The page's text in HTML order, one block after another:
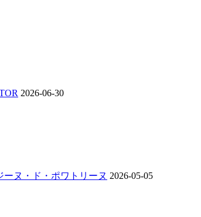
2026-06-30
ーヌ・ド・ポワトリーヌ 2026-05-05